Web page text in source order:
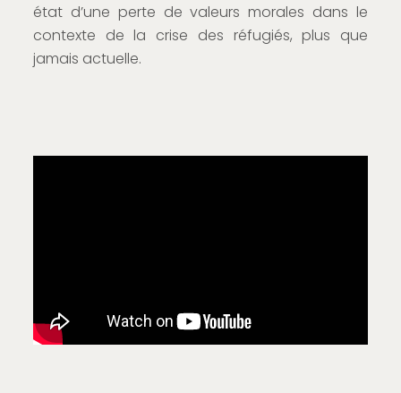
état d’une perte de valeurs morales dans le
contexte de la crise des réfugiés, plus que
jamais actuelle.